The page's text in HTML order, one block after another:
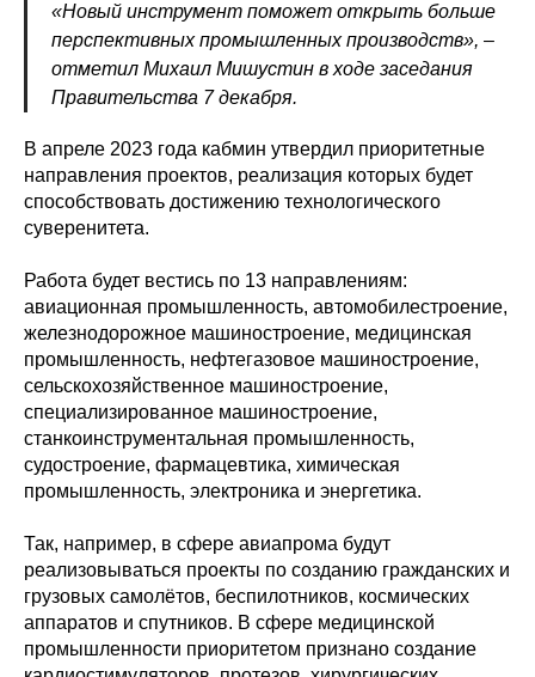
«Новый инструмент поможет открыть больше
перспективных промышленных производств», –
отметил Михаил Мишустин в ходе заседания
Правительства 7 декабря.
В апреле 2023 года кабмин утвердил приоритетные
направления проектов, реализация которых будет
способствовать достижению технологического
суверенитета.
Работа будет вестись по 13 направлениям:
авиационная промышленность, автомобилестроение,
железнодорожное машиностроение, медицинская
промышленность, нефтегазовое машиностроение,
сельскохозяйственное машиностроение,
специализированное машиностроение,
станкоинструментальная промышленность,
судостроение, фармацевтика, химическая
промышленность, электроника и энергетика.
Так, например, в сфере авиапрома будут
реализовываться проекты по созданию гражданских и
грузовых самолётов, беспилотников, космических
аппаратов и спутников. В сфере медицинской
промышленности приоритетом признано создание